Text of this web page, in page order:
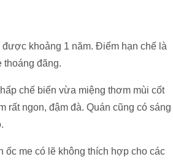
khoảng 1 năm. Điểm hạn chế là
thoáng đãng.
chế biến vừa miệng thơm mùi cốt
rất ngon, đậm đà. Quán cũng có sáng
ốc me có lẽ không thích hợp cho các